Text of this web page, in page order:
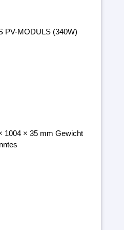
PV-MODULS (340W)
1004 × 35 mm Gewicht